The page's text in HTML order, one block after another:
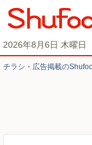
2026年8月6日 木曜日
チラシ・​広告掲載の​